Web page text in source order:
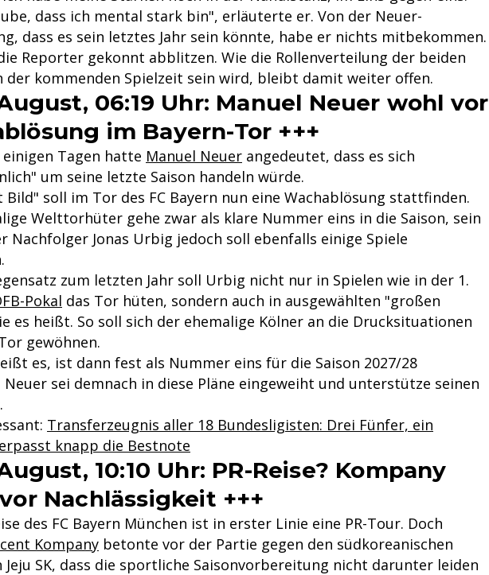
dass ich mental stark bin", erläuterte er. Von der Neuer-
dass es sein letztes Jahr sein könnte, habe er nichts mitbekommen.
Reporter gekonnt abblitzen. Wie die Rollenverteilung der beiden
der kommenden Spielzeit sein wird, bleibt damit weiter offen.
06:19 Uhr: Manuel Neuer wohl vor
im Bayern-Tor +++
Tagen hatte Manuel Neuer angedeutet, dass es sich
um seine letzte Saison handeln würde.
Bild" soll im Tor des FC Bayern nun eine Wachablösung stattfinden.
Welttorhüter gehe zwar als klare Nummer eins in die Saison, sein
Nachfolger Jonas Urbig jedoch soll ebenfalls einige Spiele
zum letzten Jahr soll Urbig nicht nur in Spielen wie in der 1.
Pokal das Tor hüten, sondern auch in ausgewählten "großen
es heißt. So soll sich der ehemalige Kölner an die Drucksituationen
gewöhnen.
es, ist dann fest als Nummer eins für die Saison 2027/28
sei demnach in diese Pläne eingeweiht und unterstütze seinen
Transferzeugnis aller 18 Bundesligisten: Drei Fünfer, ein
knapp die Bestnote
10:10 Uhr: PR-Reise? Kompany
Nachlässigkeit +++
des FC Bayern München ist in erster Linie eine PR-Tour. Doch
Kompany betonte vor der Partie gegen den südkoreanischen
Jeju SK, dass die sportliche Saisonvorbereitung nicht darunter leiden